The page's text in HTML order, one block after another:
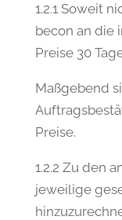
1.2.1 Soweit
becon an die
Preise 30
Maßgebend
Preise.
1.2.2 Zu den
jeweilige